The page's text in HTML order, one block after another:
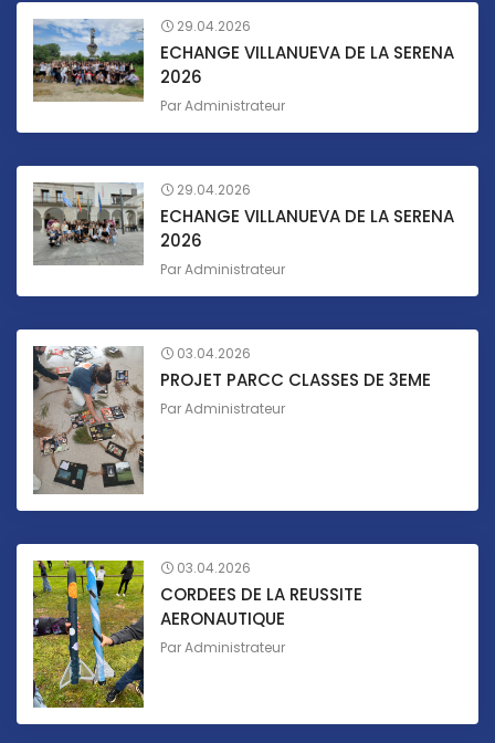
29.04.2026
ECHANGE VILLANUEVA DE LA SERENA
2026
ParAdministrateur
29.04.2026
ECHANGE VILLANUEVA DE LA SERENA
2026
ParAdministrateur
03.04.2026
PROJET PARCC CLASSES DE 3EME
ParAdministrateur
03.04.2026
CORDEES DE LA REUSSITE
AERONAUTIQUE
ParAdministrateur